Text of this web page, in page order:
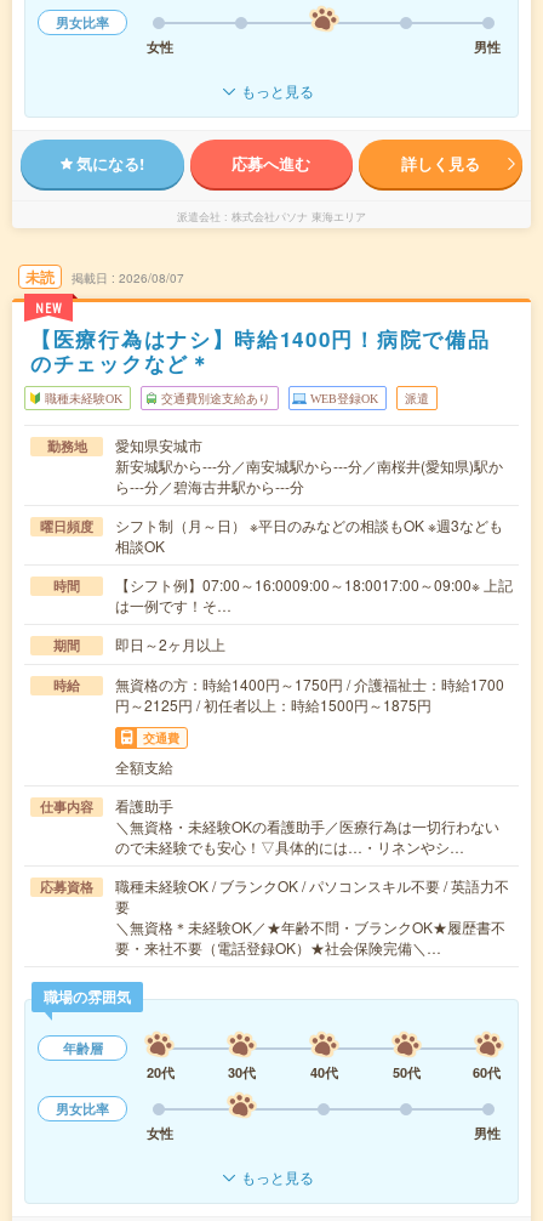
男女比率
女性
男性
もっと見る
気になる! 応募へ進む 詳しく見る
派遣会社 株式会社パソナ 東海エリア
未読
NEW
掲載日 2026/08/07
【医療行為はナシ】時給1400円！病院で備品
のチェックなど＊
職種未経験OK 交通費別途支給あり WEB登録OK 派遣
勤務地
愛知県安城市
新安城駅から---分／南安城駅から---分／南桜井(愛知県)駅か
ら---分／碧海古井駅から---分
曜日頻度
シフト制（月～日） ※平日のみなどの相談もOK ※週3なども
相談OK
時間
【シフト例】07:00～16:0009:00～18:0017:00～09:00※ 上記
は一例です！そ…
期間 即日～2ヶ月以上
時給
無資格の方：時給1400円～1750円 / 介護福祉士：時給1700
円～2125円 / 初任者以上：時給1500円～1875円
交通費
全額支給
仕事内容
看護助手
＼無資格・未経験OKの看護助手／医療行為は一切行わない
ので未経験でも安心！▽具体的には…・リネンやシ…
応募資格
職種未経験OK / ブランクOK / パソコンスキル不要 / 英語力不
要
＼無資格＊未経験OK／★年齢不問・ブランクOK★履歴書不
要・来社不要（電話登録OK）★社会保険完備＼…
職場の雰囲気
年齢層
20代
30代 40代 50代
60代
男女比率
女性
男性
もっと見る